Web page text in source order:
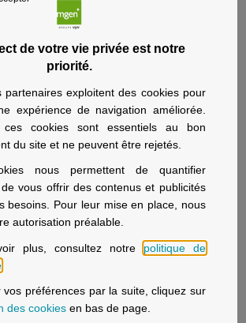
de votre vie privée est notre
priorité.
partenaires exploitent des cookies pour
expérience de navigation améliorée.
cookies sont essentiels au bon
du site et ne peuvent être rejetés.
nous permettent de quantifier
vous offrir des contenus et publicités
besoins. Pour leur mise en place, nous
autorisation préalable.
plus, consultez notre politique de
vos préférences par la suite, cliquez sur
des cookies en bas de page.
favorise la détection précoce
du développement ou anomalies
contribue également au respect du
des maladies.
santé sont centralisées et accessibles
aux professionnels de santé, ce qui
du suivi et la coordination des
vers une médecine plus
Mon espace santé s’inscrit dans
: une médecine plus préventive,
et mieux coordonnée.
chaque citoyenne et